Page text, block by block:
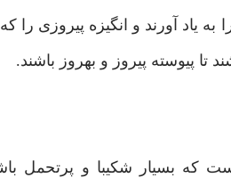
آورند و انگيزه پيروزى را
تا پيوسته پيروز و بهروز باشند.
كه بسيار شكيبا و پرتحمل